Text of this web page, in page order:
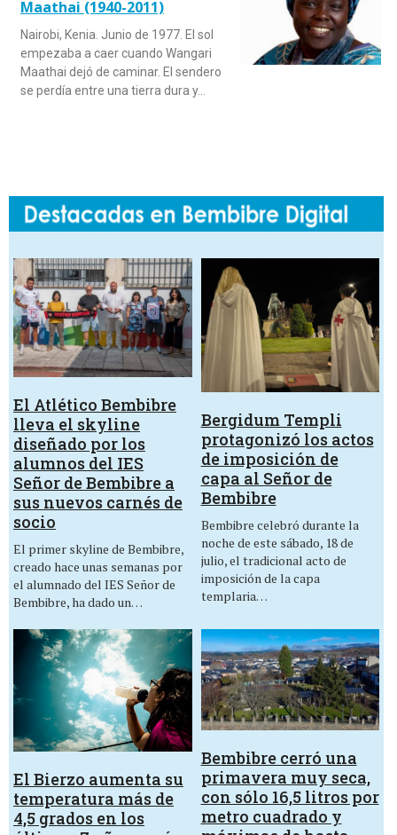
Maathai (1940-2011)
Nairobi, Kenia. Junio de 1977. El sol
empezaba a caer cuando Wangari
Maathai dejó de caminar. El sendero
se perdía entre una tierra dura y…
El Atlético Bembibre
lleva el skyline
diseñado por los
alumnos del IES
Señor de Bembibre a
sus nuevos carnés de
socio
El primer skyline de Bembibre,
creado hace unas semanas por
el alumnado del IES Señor de
Bembibre, ha dado un…
Bergidum Templi
protagonizó los actos
de imposición de
capa al Señor de
Bembibre
Bembibre celebró durante la
noche de este sábado, 18 de
julio, el tradicional acto de
imposición de la capa
templaria…
El Bierzo aumenta su
temperatura más de
4,5 grados en los
Bembibre cerró una
primavera muy seca,
con sólo 16,5 litros por
metro cuadrado y